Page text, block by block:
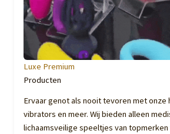
Luxe Premium
Producten
Ervaar genot als nooit tevoren met onze
vibrators en meer. Wij bieden alleen
lichaamsveilige speeltjes van